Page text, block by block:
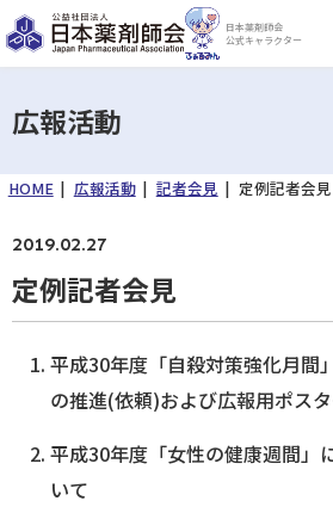
日本薬剤師会
公式キャラクター
国民のみなさ
薬剤師を目
広報活動
HOME 広報活動 記者会見 定例記者会見
2019.02.27
定例記者会見
平成30年度「自殺対策強化月間
の推進(依頼)および広報用ポス
平成30年度「女性の健康週間」
いて